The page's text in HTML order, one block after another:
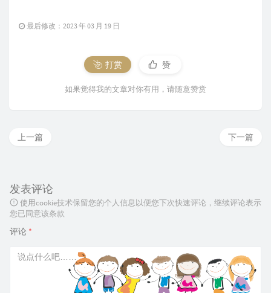
最后修改：2023 年 03 月 19 日
打赏 赞
如果觉得我的文章对你有用，请随意赞赏
下一篇
上一篇
发表评论
使用cookie技术保留您的个人信息以便您下次快速评论，继续评论表示
您已同意该条款
评论 *